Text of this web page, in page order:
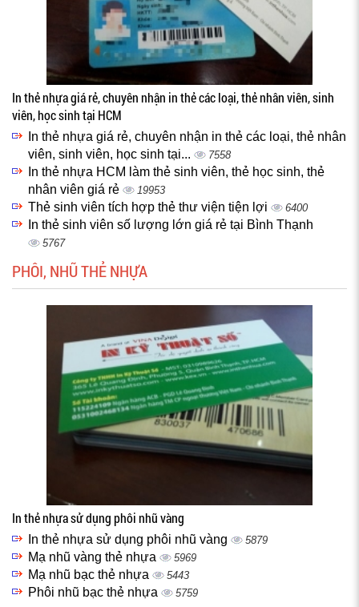
In thẻ nhựa giá rẻ, chuyên nhận in thẻ các loại, thẻ nhân viên, sinh
viên, học sinh tại HCM
In thẻ nhựa giá rẻ, chuyên nhận in thẻ các loại, thẻ nhân
viên, sinh viên, học sinh tại...
7558
In thẻ nhựa HCM làm thẻ sinh viên, thẻ học sinh, thẻ
nhân viên giá rẻ
19953
Thẻ sinh viên tích hợp thẻ thư viện tiện lợi 6400
In thẻ sinh viên số lượng lớn giá rẻ tại Bình Thạnh
5767
PHÔI, NHŨ THẺ NHỰA
In thẻ nhựa sử dụng phôi nhũ vàng
In thẻ nhựa sử dụng phôi nhũ vàng 5879
Mạ nhũ vàng thẻ nhựa 5969
Mạ nhũ bạc thẻ nhựa 5443
Phôi nhũ bạc thẻ nhựa 5759